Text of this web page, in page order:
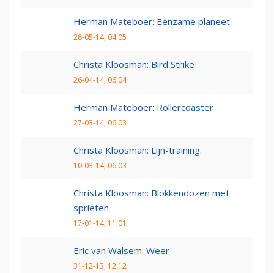
Herman Mateboer: Eenzame planeet
28-05-14, 04:05
Christa Kloosman: Bird Strike
26-04-14, 06:04
Herman Mateboer: Rollercoaster
27-03-14, 06:03
Christa Kloosman: Lijn-training.
10-03-14, 06:03
Christa Kloosman: Blokkendozen met
sprieten
17-01-14, 11:01
Eric van Walsem: Weer
31-12-13, 12:12